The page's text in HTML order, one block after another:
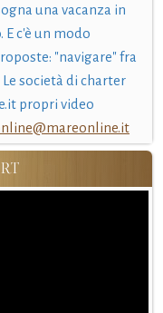
una vacanza in
E c'è un modo
"navigare" fra
società di charter
propri video